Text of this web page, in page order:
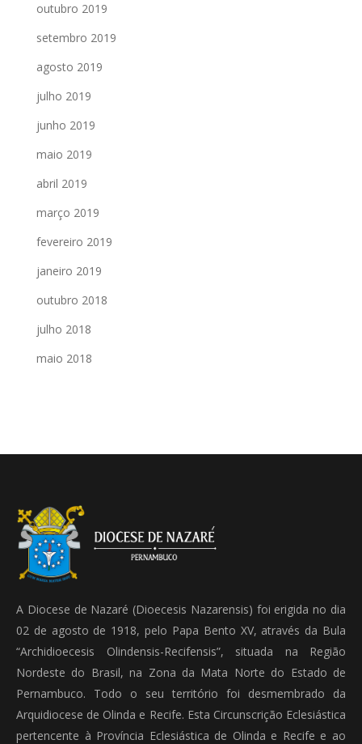
outubro 2019
setembro 2019
agosto 2019
julho 2019
junho 2019
maio 2019
abril 2019
março 2019
fevereiro 2019
janeiro 2019
outubro 2018
julho 2018
maio 2018
A Diocese de Nazaré (Dioecesis Nazarensis) foi erigida no dia
02 de agosto de 1918, pelo Papa Bento XV, através da Bula
“Archidioecesis Olindensis-Recifensis”, situada na Região
Nordeste do Brasil, na Zona da Mata Norte do Estado de
Pernambuco. Todo o seu território foi desmembrado da
Arquidiocese de Olinda e Recife. Esta Circunscrição Eclesiástica
pertencente à Província Eclesiástica de Olinda e Recife e ao